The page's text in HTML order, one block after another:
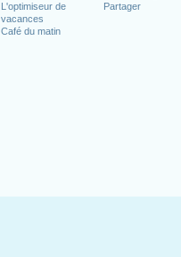
L'optimiseur de
vacances
Café du matin
Partager